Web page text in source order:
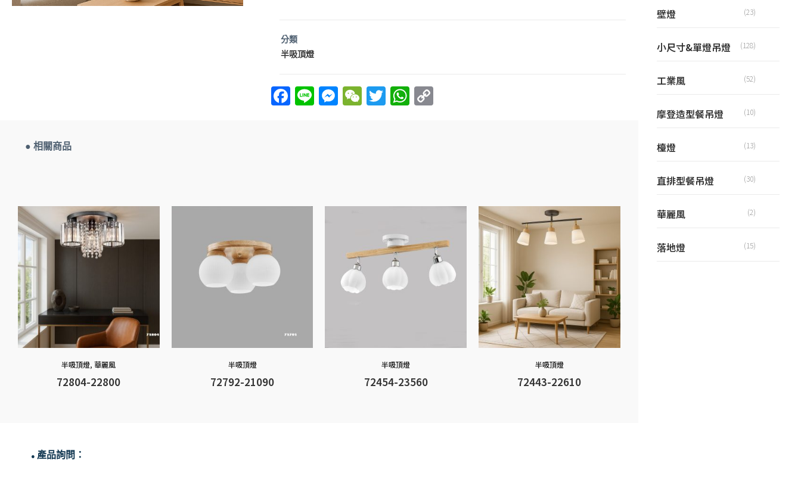
分類
半吸頂燈
F
a
k
Li
n
M
es
W
e
T
w
W
h
p k
● 相關商品
半吸頂燈,華麗風
72804-22800
半吸頂燈
72792-21090
半吸頂燈
72454-23560
半吸頂燈
72443-22610
● 產品詢問：
壁燈 (23)
小尺寸&單燈吊燈 (128)
工業風 (52)
摩登造型餐吊燈 (10)
檯燈 (13)
直排型餐吊燈 (30)
華麗風 (2)
落地燈 (15)